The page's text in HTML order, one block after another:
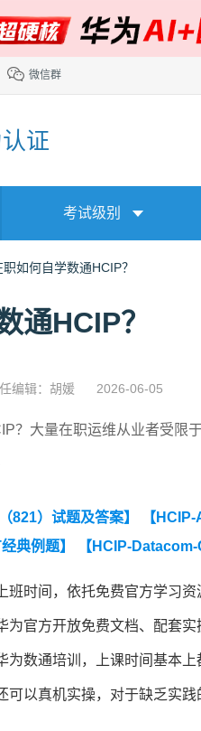
微信群
证
考试级别
职如何自学数通HCIP？
通HCIP？
编辑：胡媛 2026-06-05
？大量在职运维从业者受限
821）试题及答案】 【
典例题】 【HCIP-Datacom-
班时间，依托免费官方学习
为官方开放免费文档、配套
为数通培训，上课时间基本
以真机实操，对于缺乏实践